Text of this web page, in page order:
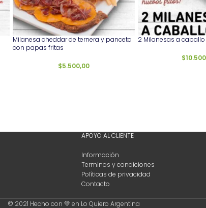
Milanesa cheddar de ternera y panceta
con papas fritas
$5.500,00
2 Milanesas a
$
APOYO AL CLIENTE
Información
Terminos y condiciones
Políticas de privacidad
Contacto
© 2021 Hecho con 💚 en Lo Quiero Argentina